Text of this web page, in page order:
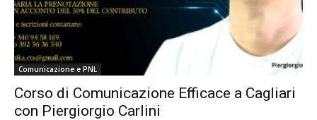
Comunicazione e PNL
Corso di Comunicazione Efficace a Cagliari
con Piergiorgio Carlini